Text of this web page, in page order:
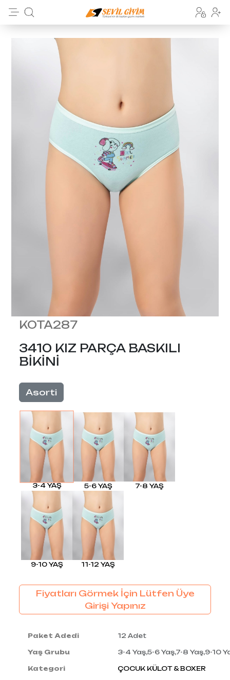
KOTA287
3410 KIZ PARÇA BASKILI
BİKİNİ
Asorti
3-4 YAŞ 5-6 YAŞ 7-8 YAŞ
9-10 YAŞ 11-12 YAŞ
Fiyatları Görmek İçin Lütfen Üye
Girişi Yapınız
Paket Adedi 12 Adet
Yaş Grubu 3-4 Yaş,5-6 Yaş,7-8 Yaş,9-10
Kategori ÇOCUK KÜLOT & BOXER